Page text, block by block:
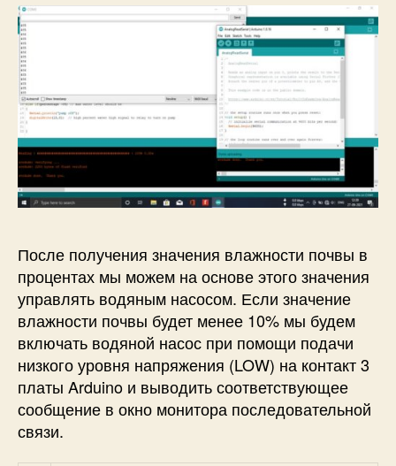
После получения значения влажности почвы в
процентах мы можем на основе этого значения
управлять водяным насосом. Если значение
влажности почвы будет менее 10% мы будем
включать водяной насос при помощи подачи
низкого уровня напряжения (LOW) на контакт 3
платы Arduino и выводить соответствующее
сообщение в окно монитора последовательной
связи.